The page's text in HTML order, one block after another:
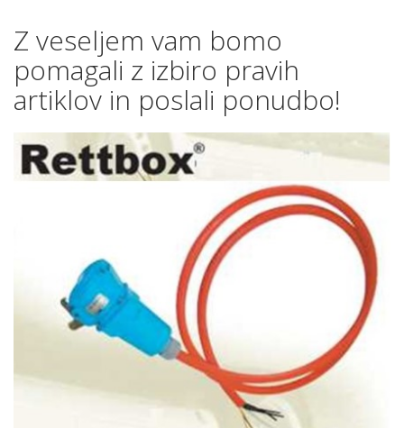
Z veseljem vam bomo
pomagali z izbiro pravih
artiklov in poslali ponudbo!